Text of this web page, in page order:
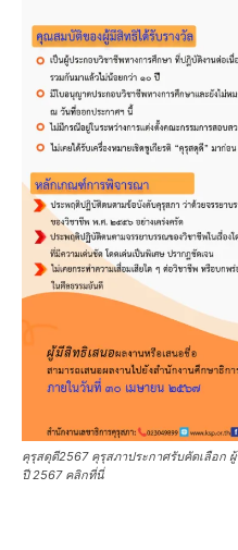
คุรุสดุดี2567 คุรุสภาประกาศรับคัดเลือก ผู้
ปี 2567 คลิกที่นี่